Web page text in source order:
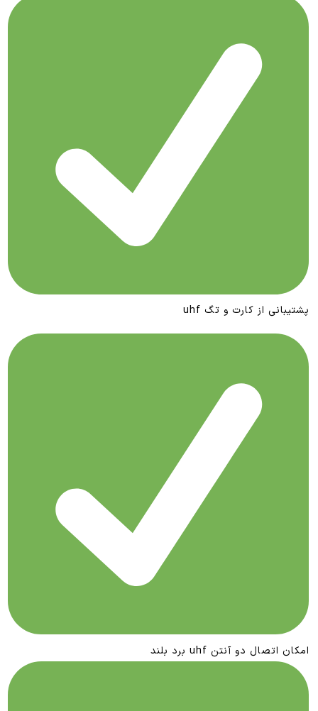
پشتیبانی از کارت و تگ uhf
امکان اتصال دو آنتن uhf برد بلند